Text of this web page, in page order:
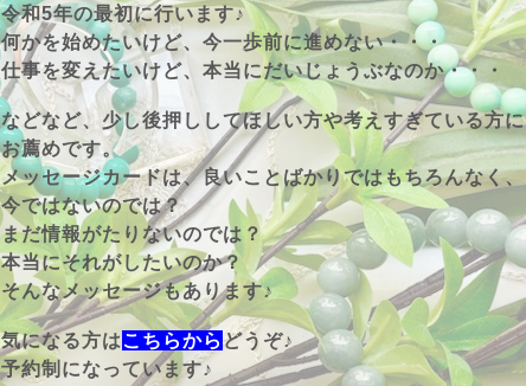
令和5年の最初に行います♪
何かを始めたいけど、今一歩前に進めない・・・
仕事を変えたいけど、本当にだいじょうぶなのか・・・
などなど、少し後押ししてほしい方や考えすぎている方に
お薦めです。
メッセージカードは、良いことばかりではもちろんなく、
今ではないのでは？
まだ情報がたりないのでは？
本当にそれがしたいのか？
そんなメッセージもあります♪
気になる方はこちらからどうぞ♪
予約制になっています♪